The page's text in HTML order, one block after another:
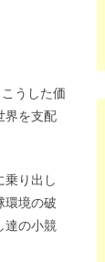
うした価
界を支配
乗り出し
環境の破
達の小競